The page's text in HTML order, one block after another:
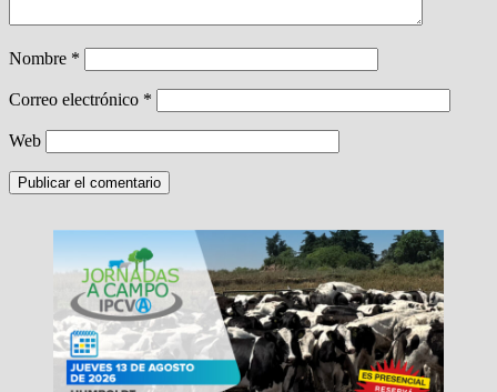
Nombre *
Correo electrónico *
Web